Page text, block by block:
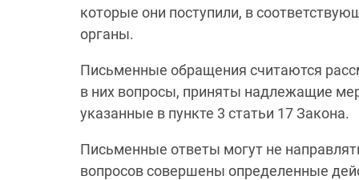
которые они поступили, в
органы.
Письменные обращения считаются
в них вопросы, приняты надлежащие
указанные в пункте 3 статьи 17 Закона.
Письменные ответы могут не
вопросов совершены определенные